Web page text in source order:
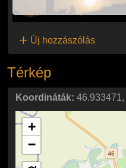
Új hozzászólás
Térkép
Koordináták: 46.933471,
+
−